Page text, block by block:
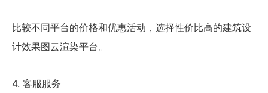
比较不同平台的价格和优惠活动，选择性价比高的建筑设
计效果图云渲染平台。
4. 客服服务